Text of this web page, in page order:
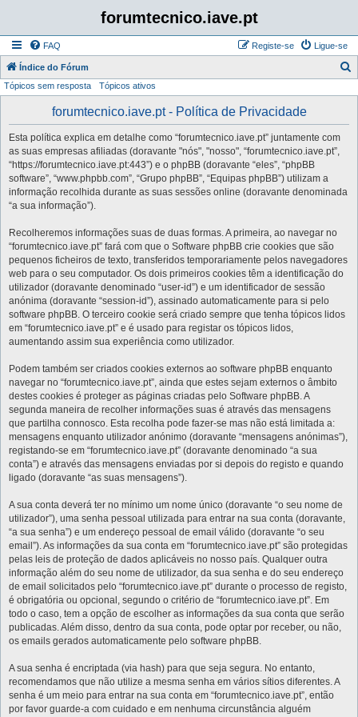
forumtecnico.iave.pt
FAQ Ligue-se
Registe-se
Índice do Fórum
Tópicos sem resposta Tópicos ativos
forumtecnico.iave.pt - Política de Privacidade
Esta política explica em detalhe como “forumtecnico.iave.pt” juntamente com
as suas empresas afiliadas (doravante "nós", "nosso", “forumtecnico.iave.pt”,
“https://forumtecnico.iave.pt:443”) e o phpBB (doravante “eles”, “phpBB
software”, “www.phpbb.com”, “Grupo phpBB”, “Equipas phpBB”) utilizam a
informação recolhida durante as suas sessões online (doravante denominada
“a sua informação”).
Recolheremos informações suas de duas formas. A primeira, ao navegar no
“forumtecnico.iave.pt” fará com que o Software phpBB crie cookies que são
pequenos ficheiros de texto, transferidos temporariamente pelos navegadores
web para o seu computador. Os dois primeiros cookies têm a identificação do
utilizador (doravante denominado “user-id”) e um identificador de sessão
anónima (doravante “session-id”), assinado automaticamente para si pelo
software phpBB. O terceiro cookie será criado sempre que tenha tópicos lidos
em “forumtecnico.iave.pt” e é usado para registar os tópicos lidos,
aumentando assim sua experiência como utilizador.
Podem também ser criados cookies externos ao software phpBB enquanto
navegar no “forumtecnico.iave.pt”, ainda que estes sejam externos o âmbito
destes cookies é proteger as páginas criadas pelo Software phpBB. A
segunda maneira de recolher informações suas é através das mensagens
que partilha connosco. Esta recolha pode fazer-se mas não está limitada a:
mensagens enquanto utilizador anónimo (doravante “mensagens anónimas”),
registando-se em “forumtecnico.iave.pt” (doravante denominado “a sua
conta”) e através das mensagens enviadas por si depois do registo e quando
ligado (doravante “as suas mensagens”).
A sua conta deverá ter no mínimo um nome único (doravante “o seu nome de
utilizador”), uma senha pessoal utilizada para entrar na sua conta (doravante,
“a sua senha”) e um endereço pessoal de email válido (doravante “o seu
email”). As informações da sua conta em “forumtecnico.iave.pt” são protegidas
pelas leis de proteção de dados aplicáveis no nosso país. Qualquer outra
informação além do seu nome de utilizador, da sua senha e do seu endereço
de email solicitados pelo “forumtecnico.iave.pt” durante o processo de registo,
é obrigatória ou opcional, segundo o critério de “forumtecnico.iave.pt”. Em
todo o caso, tem a opção de escolher as informações da sua conta que serão
publicadas. Além disso, dentro da sua conta, pode optar por receber, ou não,
os emails gerados automaticamente pelo software phpBB.
A sua senha é encriptada (via hash) para que seja segura. No entanto,
recomendamos que não utilize a mesma senha em vários sítios diferentes. A
senha é um meio para entrar na sua conta em “forumtecnico.iave.pt”, então
por favor guarde-a com cuidado e em nenhuma circunstância alguém